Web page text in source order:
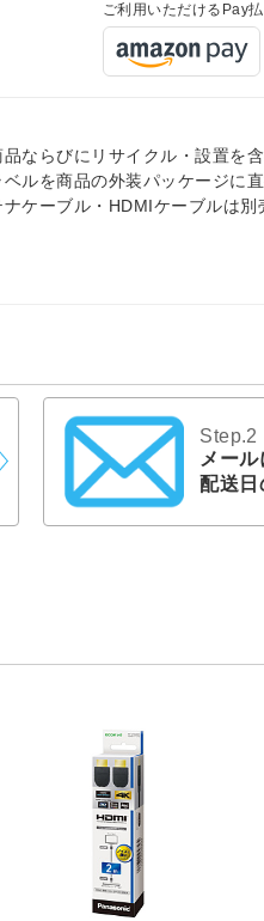
ご利用いただけるPay
ならびにリサイクル・設置を
ルを商品の外装パッケージに
ケーブル・HDMIケーブルは別
Step.2
メール
配送日